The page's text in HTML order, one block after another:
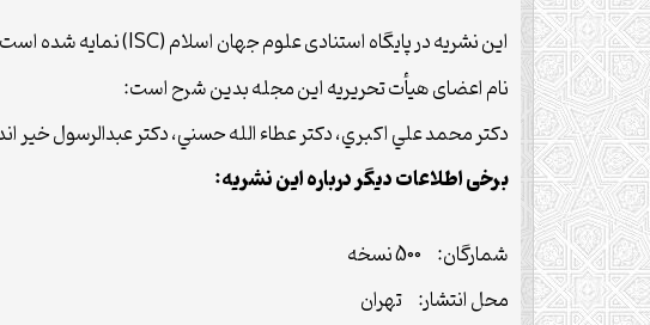
این نشریه در پایگاه استنادی علوم جهان اسلام (ISC) نمایه شده است.
نام اعضای هیأت تحریریه این مجله بدین شرح است:
دكتر محمد علي اكبري، دكتر عطاء الله حسني، دكتر عبدالرسول خير
برخی اطلاعات دیگر درباره این نشریه:
شمارگان: 500 نسخه
محل انتشار: تهران